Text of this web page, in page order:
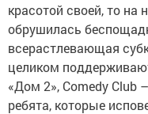
красотой своей, то на
обрушилась
всерастлевающая
целиком
«Дом 2», Comedy Club
ребята, которые